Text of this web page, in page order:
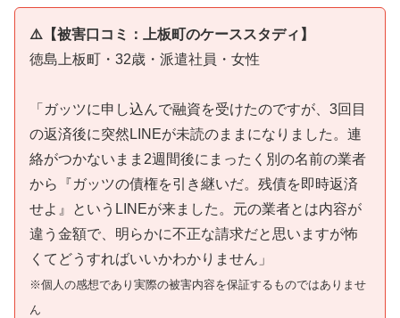
⚠️【被害口コミ：上板町のケーススタディ】
徳島上板町・32歳・派遣社員・女性
「ガッツに申し込んで融資を受けたのですが、3回目
の返済後に突然LINEが未読のままになりました。連
絡がつかないまま2週間後にまったく別の名前の業者
から『ガッツの債権を引き継いだ。残債を即時返済
せよ』というLINEが来ました。元の業者とは内容が
違う金額で、明らかに不正な請求だと思いますが怖
くてどうすればいいかわかりません」
※個人の感想であり実際の被害内容を保証するものではありませ
ん